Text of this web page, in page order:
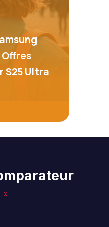
S25 Ultra